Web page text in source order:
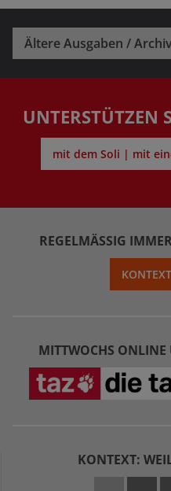
Ältere Ausgaben /
UNTERSTÜTZEN
mit dem Soli | mit
REGELMÄSSIG
MITTWOCHS ONLINE
KONTEXT: